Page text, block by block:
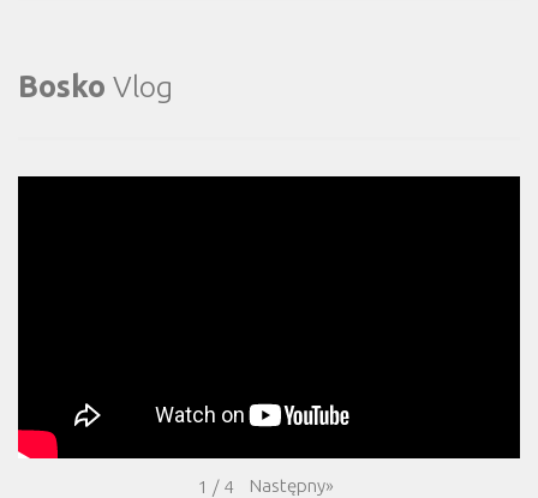
Bosko Vlog
1 / 4 Następny»